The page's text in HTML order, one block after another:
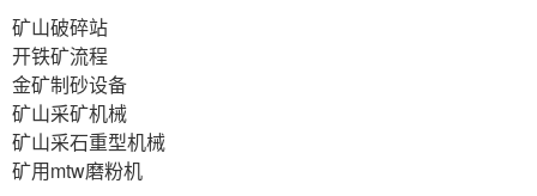
矿山破碎站
开铁矿流程
金矿制砂设备
矿山采矿机械
矿山采石重型机械
矿用mtw磨粉机